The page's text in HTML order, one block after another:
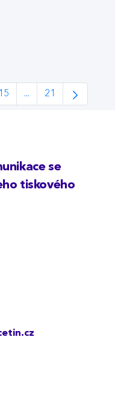
Use TAB to navigate.
Page
15 ...
Intermediate Pages
Page
21
se
tiskového